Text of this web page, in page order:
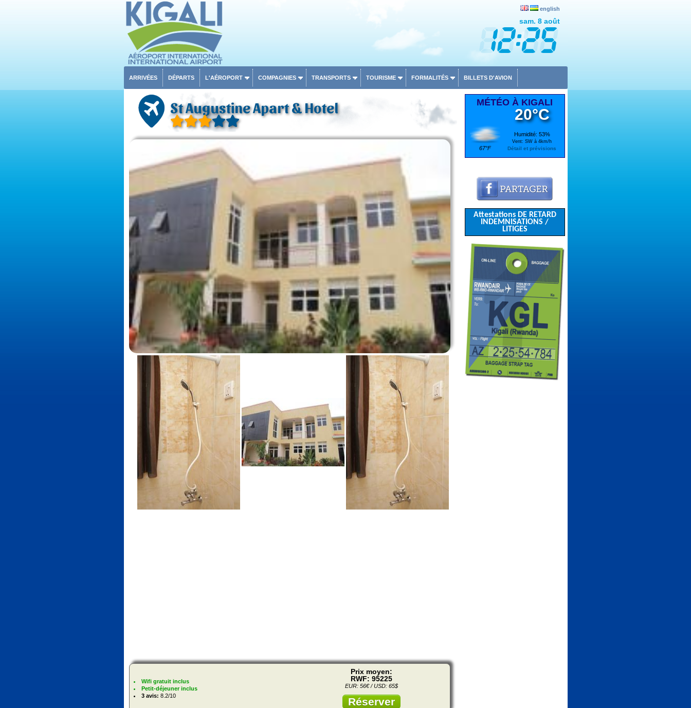
english
sam. 8 août
ARRIVÉES DÉPARTS L'AÉROPORT COMPAGNIES TRANSPORTS TOURISME FORMALITÉS BILLETS D'AVION
St Augustine Apart & Hotel
Wifi gratuit inclus
Petit-déjeuner inclus
3 avis: 8.2/10
Prix moyen:
RWF: 95225
EUR: 56€ / USD: 65$
Réserver
MÉTÉO À KIGALI
67°F
20°C
Humidité: 53%
Vent: SW à 4km/h
Détail et prévisions
Attestations DE RETARD
INDEMNISATIONS /
LITIGES